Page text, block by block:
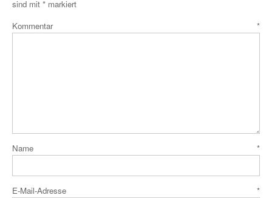
sind mit * markiert
Kommentar *
Name *
E-Mail-Adresse *